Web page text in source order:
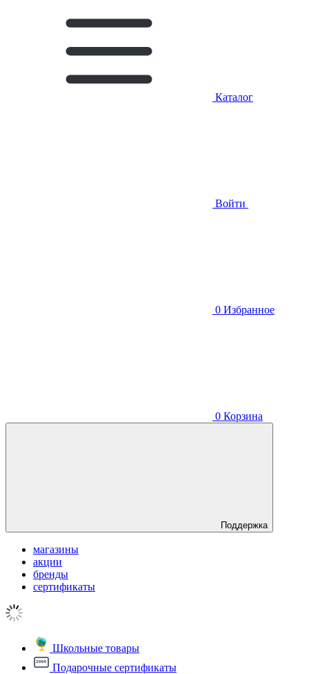
Каталог
Войти
0 Избранное
0 Корзина
Поддержка
магазины
акции
бренды
сертификаты
Школьные товары
Подарочные сертификаты